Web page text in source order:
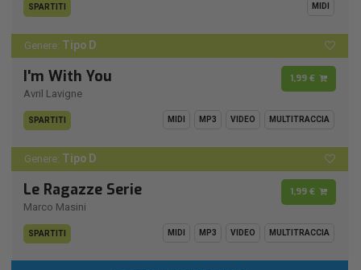
SPARTITI MIDI
Genere: Tipo D
I'm With You
Avril Lavigne
1,99 €
SPARTITI MIDI MP3 VIDEO MULTITRACCIA
Genere: Tipo D
Le Ragazze Serie
Marco Masini
1,99 €
SPARTITI MIDI MP3 VIDEO MULTITRACCIA